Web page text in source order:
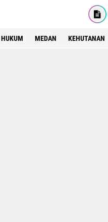
HUKUM MEDAN KEHUTANAN